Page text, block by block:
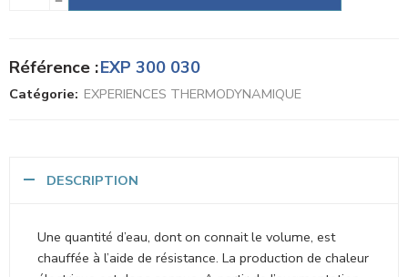
Référence :EXP 300 030
Catégorie: EXPERIENCES THERMODYNAMIQUE
DESCRIPTION
Une quantité d’eau, dont on connait le volume, est
chauffée à l’aide de résistance. La production de chaleur